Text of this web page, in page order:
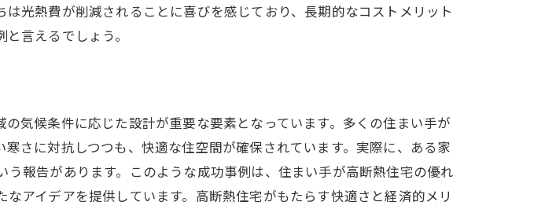
光熱費が削減されることに喜びを感じており、長期的なコストメリット
言えるでしょう。
気候条件に応じた設計が重要な要素となっています。多くの住まい手が
さに対抗しつつも、快適な住空間が確保されています。実際に、ある家
報告があります。このような成功事例は、住まい手が高断熱住宅の優れ
アイデアを提供しています。高断熱住宅がもたらす快適さと経済的メリ